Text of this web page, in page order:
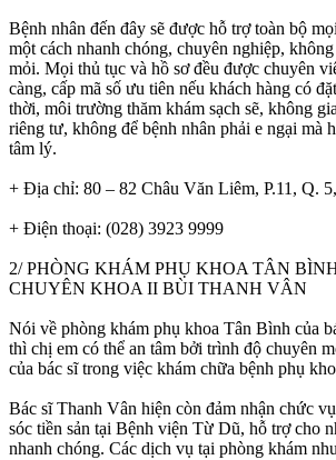
Bệnh nhân đến đây sẽ được hỗ trợ toàn bộ
một cách nhanh chóng, chuyên nghiệp,
mỏi. Mọi thủ tục và hồ sơ đều được chuyên
càng, cấp mã số ưu tiên nếu khách hàng có
thời, môi trường thăm khám sạch sẽ, không
riêng tư, không để bệnh nhân phải e ngại mà
tâm lý.
+ Địa chỉ: 80 – 82 Châu Văn Liêm, P.11, Q.
+ Điện thoại: (028) 3923 9999
2/ PHÒNG KHÁM PHỤ KHOA TÂN
CHUYÊN KHOA II BÙI THANH VÂN
Nói về phòng khám phụ khoa Tân Bình của
thì chị em có thể an tâm bởi trình độ chuyên
của bác sĩ trong việc khám chữa bệnh phụ
Bác sĩ Thanh Vân hiện còn đảm nhận chức
sóc tiền sản tại Bệnh viện Từ Dũ, hỗ trợ cho
nhanh chóng. Các dịch vụ tại phòng khám